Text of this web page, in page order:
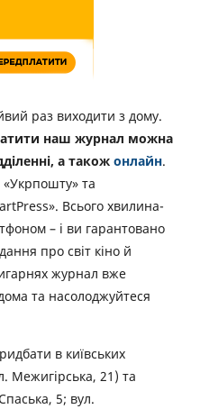
раз виходити з дому.
наш журнал можна
а також онлайн.
та
Всього хвилина-
– і ви гарантовано
про світ кіно й
журнал вже
та насолоджуйтеся
в київських
Межигірська, 21) та
5; вул.